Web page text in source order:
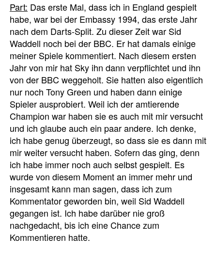
Part: Das erste Mal, dass ich in England gespielt
habe, war bei der Embassy 1994, das erste Jahr
nach dem Darts-Split. Zu dieser Zeit war Sid
Waddell noch bei der BBC. Er hat damals einige
meiner Spiele kommentiert. Nach diesem ersten
Jahr von mir hat Sky ihn dann verpflichtet und ihn
von der BBC weggeholt. Sie hatten also eigentlich
nur noch Tony Green und haben dann einige
Spieler ausprobiert. Weil ich der amtierende
Champion war haben sie es auch mit mir versucht
und ich glaube auch ein paar andere. Ich denke,
ich habe genug überzeugt, so dass sie es dann mit
mir weiter versucht haben. Sofern das ging, denn
ich habe immer noch auch selbst gespielt. Es
wurde von diesem Moment an immer mehr und
insgesamt kann man sagen, dass ich zum
Kommentator geworden bin, weil Sid Waddell
gegangen ist. Ich habe darüber nie groß
nachgedacht, bis ich eine Chance zum
Kommentieren hatte.